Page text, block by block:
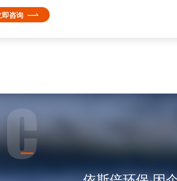
即咨询